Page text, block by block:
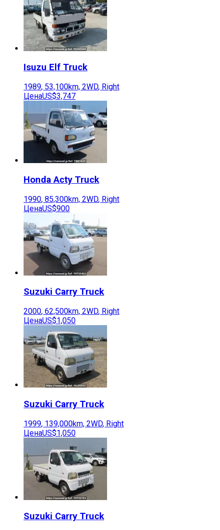
Isuzu Elf Truck
1989, 53,100km, 2WD, Right
ЦенаUS$3,747
Honda Acty Truck
1990, 85,300km, 2WD, Right
ЦенаUS$900
Suzuki Carry Truck
2000, 62,500km, 2WD, Right
ЦенаUS$1,050
Suzuki Carry Truck
1999, 139,000km, 2WD, Right
ЦенаUS$1,050
Suzuki Carry Truck